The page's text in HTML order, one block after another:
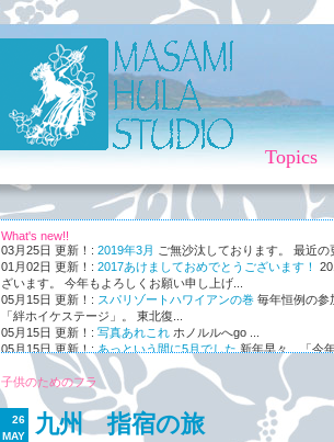
Topics
What's new!!
03月25日 更新！: 2019年3月 ご無沙汰しております。 最近
01月02日 更新！: 2017あけましておめでとうございます！
ざいます。 今年もよろしくお願い申し上げ...
05月15日 更新！: スパリゾートハワイアンの巻 毎年恒例の参
「絆ホイケステージ」。 東北復...
05月15日 更新！: 写真あれこれ ホノルルへgo ...
05月15日 更新！: あっという間に5月でした 新年早々、「今
ながら～～、まさかの5月。 世...
01月03日 更新！: Maunaleo皆様ご存じ、ケアリー・レイシ
オと...
子供のためのフラ
26
MAY
九州 指宿の旅